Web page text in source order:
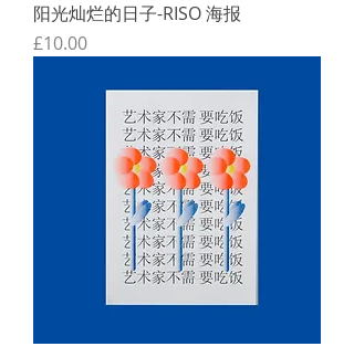
阳光灿烂的日子-RISO 海报
價格
£10.00